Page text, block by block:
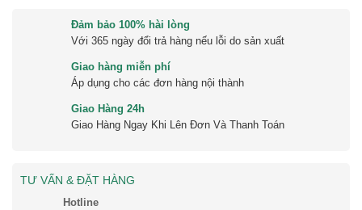
Đảm bảo 100% hài lòng
Với 365 ngày đổi trả hàng nếu lỗi do sản xuất
Giao hàng miễn phí
Áp dụng cho các đơn hàng nội thành
Giao Hàng 24h
Giao Hàng Ngay Khi Lên Đơn Và Thanh Toán
TƯ VẤN & ĐẶT HÀNG
Hotline